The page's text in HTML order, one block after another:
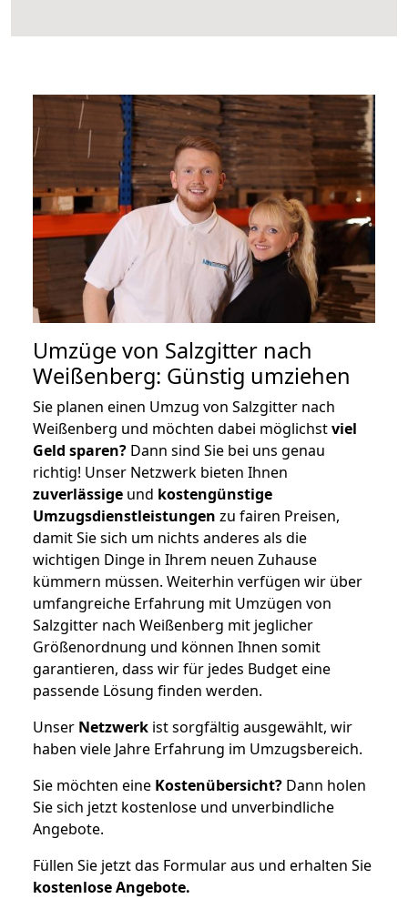
Umzüge von Salzgitter nach
Weißenberg: Günstig umziehen
Sie planen einen Umzug von Salzgitter nach
Weißenberg und möchten dabei möglichstviel
Geld sparen? Dann sind Sie bei uns genau
richtig! Unser Netzwerk bieten Ihnen
zuverlässige und kostengünstige
Umzugsdienstleistungen zu fairen Preisen,
damit Sie sich um nichts anderes als die
wichtigen Dinge in Ihrem neuen Zuhause
kümmern müssen. Weiterhin verfügen wir über
umfangreiche Erfahrung mit Umzügen von
Salzgitter nach Weißenberg mit jeglicher
Größenordnung und können Ihnen somit
garantieren, dass wir für jedes Budget eine
passende Lösung finden werden.
Unser Netzwerk ist sorgfältig ausgewählt, wir
haben viele Jahre Erfahrung im Umzugsbereich.
Sie möchten eine Kostenübersicht? Dann holen
Sie sich jetzt kostenlose und unverbindliche
Angebote.
Füllen Sie jetzt das Formular aus und erhalten Sie
kostenloseAngebote.